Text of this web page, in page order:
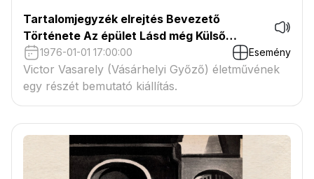
Tartalomjegyzék elrejtés Bevezető
Története Az épület Lásd még Külső
hivatkozások Victor Vasarely Múzeum
1976-01-01 17:00:00 Esemény
Victor Vasarely (Vásárhelyi Győző) életművének
egy részét bemutató kiállítás.